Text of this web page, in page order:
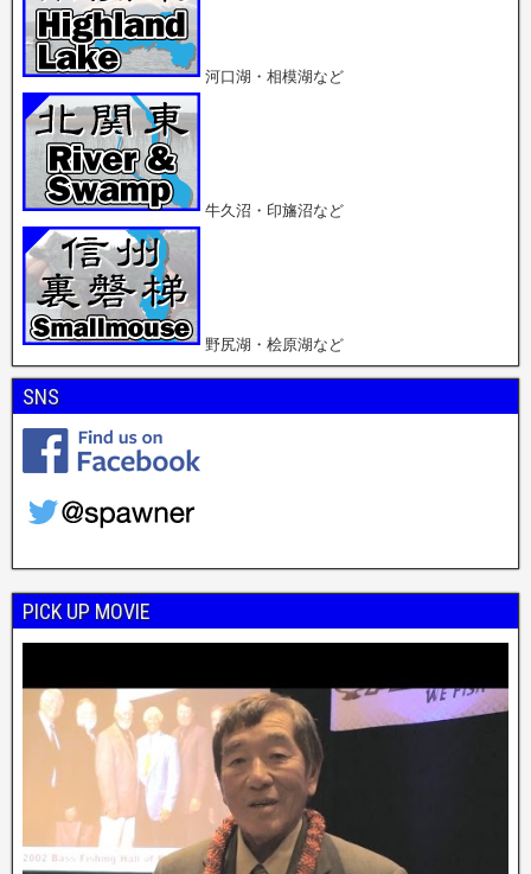
河口湖・相模湖など
牛久沼・印旛沼など
野尻湖・桧原湖など
SNS
PICK UP MOVIE